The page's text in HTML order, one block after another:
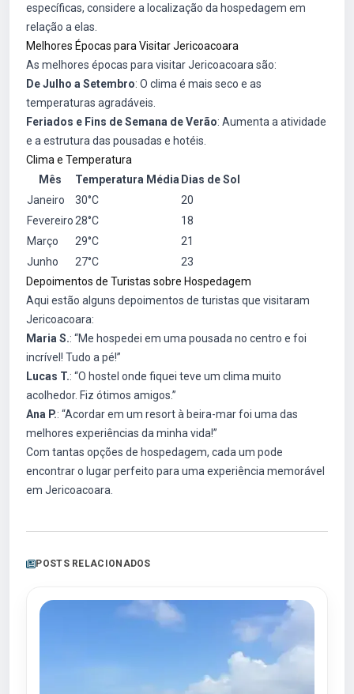
específicas, considere a localização da hospedagem em
relação a elas.
Melhores Épocas para Visitar Jericoacoara
As melhores épocas para visitar Jericoacoara são:
De Julho a Setembro: O clima é mais seco e as
temperaturas agradáveis.
Feriados e Fins de Semana de Verão: Aumenta a atividade
e a estrutura das pousadas e hotéis.
Clima e Temperatura
Mês
Temperatura Média Dias de Sol
Janeiro
30°C
20
Fevereiro 28°C
18
Março
29°C
21
Junho
27°C
23
Depoimentos de Turistas sobre Hospedagem
Aqui estão alguns depoimentos de turistas que visitaram
Jericoacoara:
Maria S.: “Me hospedei em uma pousada no centro e foi
incrível! Tudo a pé!”
Lucas T.: “O hostel onde fiquei teve um clima muito
acolhedor. Fiz ótimos amigos.”
Ana P.: “Acordar em um resort à beira-mar foi uma das
melhores experiências da minha vida!”
Com tantas opções de hospedagem, cada um pode
encontrar o lugar perfeito para uma experiência memorável
em Jericoacoara.
POSTS RELACIONADOS